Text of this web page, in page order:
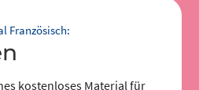
Französisch:
kostenloses Material für